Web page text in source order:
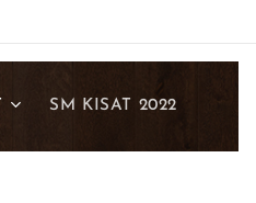
SM KISAT 2022